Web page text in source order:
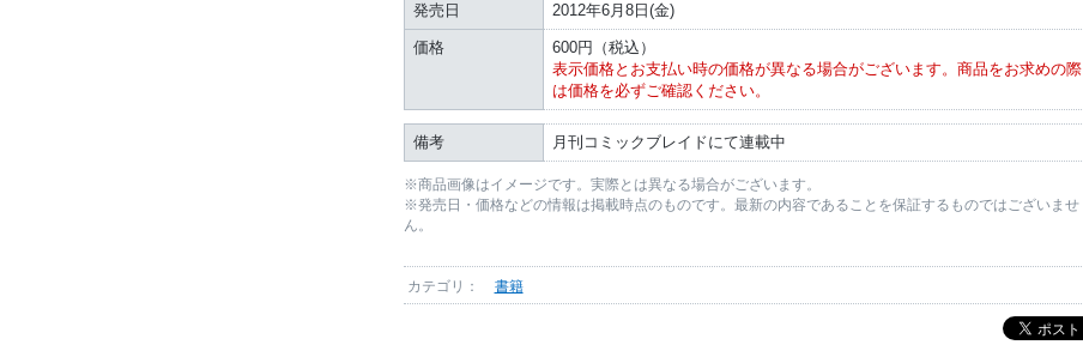
発売日 2012年6月8日(金)
価格
600円（税込）
表示価格とお支払い時の価格が異なる場合がございます。商品をお求めの際
は価格を必ずご確認ください。
備考 月刊コミックブレイドにて連載中
※商品画像はイメージです。実際とは異なる場合がございます。
※発売日・価格などの情報は掲載時点のものです。最新の内容であることを保証するものではございませ
ん。
カテゴリ： 書籍